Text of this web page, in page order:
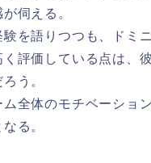
伺える。
験を語りつつも、ドミ
評価している点は、
う。
ム全体のモチベーショ
る。